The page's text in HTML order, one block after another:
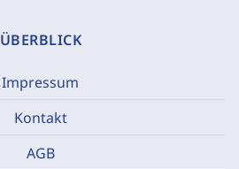
ÜBERBLICK
Impressum
Kontakt
AGB